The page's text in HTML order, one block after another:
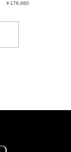
￥176,660